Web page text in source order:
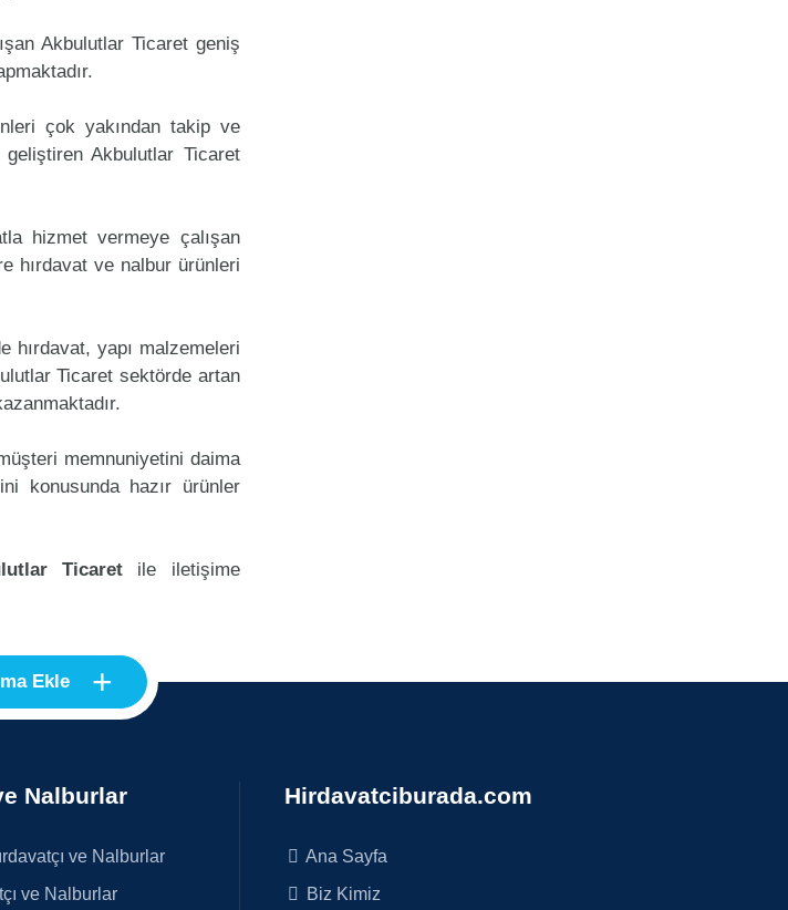
Akbulutlar Ticaret geniş
çok yakından takip ve
Akbulutlar Ticaret
hizmet vermeye çalışan
hırdavat ve nalbur ürünleri
yapı malzemeleri
Ticaret sektörde artan
memnuniyetini daima
konusunda hazır ürünler
Ticaret ile iletişime
Ekle +
Nalburlar
ve Nalburlar
ve Nalburlar
Hirdavatciburada.com
Ana Sayfa
Biz Kimiz